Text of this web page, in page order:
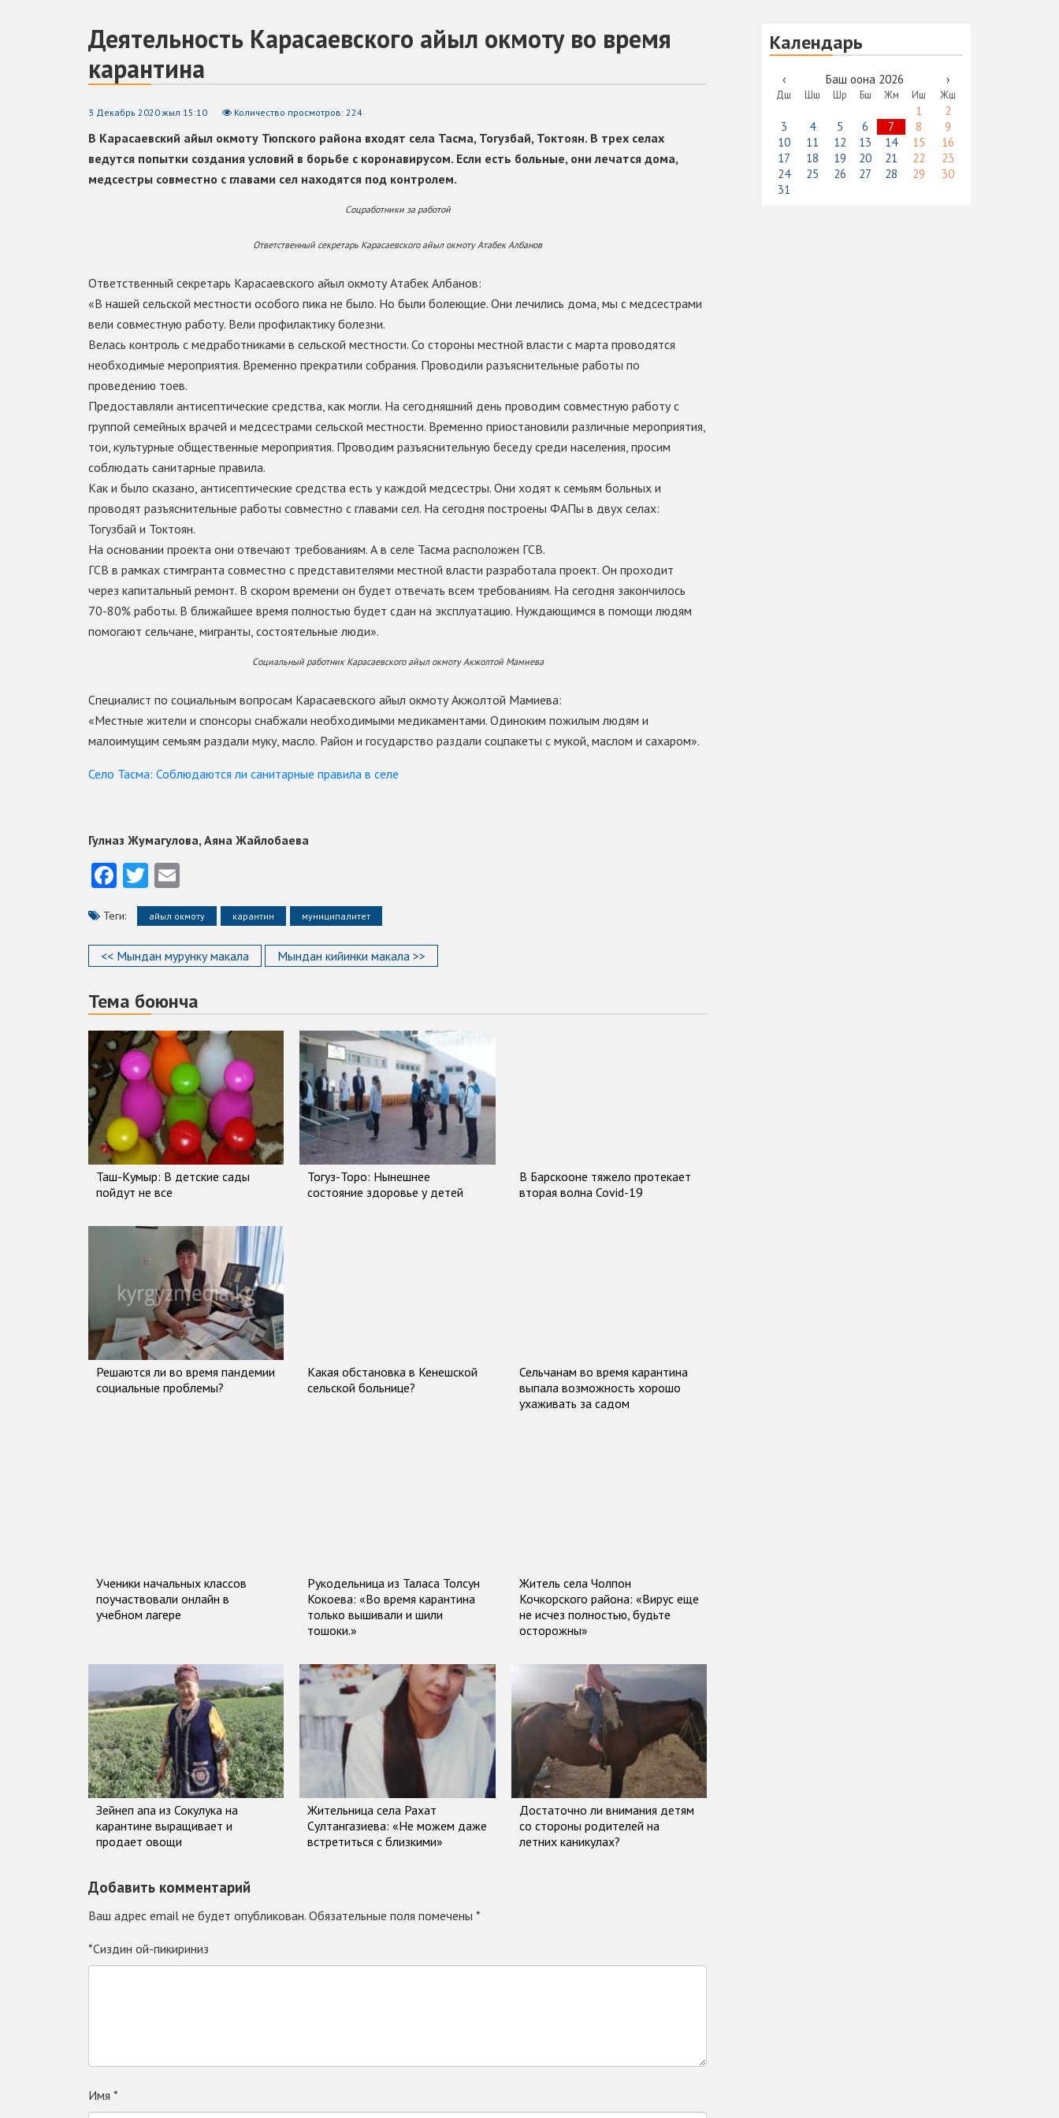
Деятельность Карасаевского айыл окмоту во время
карантина
3 Декабрь 2020 жыл 15:10 Количество просмотров: 224
В Карасаевский айыл окмоту Тюпского района входят села Тасма, Тогузбай, Токтоян. В трех селах
ведутся попытки создания условий в борьбе с коронавирусом. Если есть больные, они лечатся дома,
медсестры совместно с главами сел находятся под контролем.
Соцработники за работой
Ответственный секретарь Карасаевского айыл окмоту Атабек Албанов
Ответственный секретарь Карасаевского айыл окмоту Атабек Албанов:
«В нашей сельской местности особого пика не было. Но были болеющие. Они лечились дома, мы с медсестрами
вели совместную работу. Вели профилактику болезни.
Велась контроль с медработниками в сельской местности. Со стороны местной власти с марта проводятся
необходимые мероприятия. Временно прекратили собрания. Проводили разъяснительные работы по
проведению тоев.
Предоставляли антисептические средства, как могли. На сегодняшний день проводим совместную работу с
группой семейных врачей и медсестрами сельской местности. Временно приостановили различные мероприятия,
тои, культурные общественные мероприятия. Проводим разъяснительную беседу среди населения, просим
соблюдать санитарные правила.
Как и было сказано, антисептические средства есть у каждой медсестры. Они ходят к семьям больных и
проводят разъяснительные работы совместно с главами сел. На сегодня построены ФАПы в двух селах:
Тогузбай и Токтоян.
На основании проекта они отвечают требованиям. А в селе Тасма расположен ГСВ.
ГСВ в рамках стимгранта совместно с представителями местной власти разработала проект. Он проходит
через капитальный ремонт. В скором времени он будет отвечать всем требованиям. На сегодня закончилось
70-80% работы. В ближайшее время полностью будет сдан на эксплуатацию. Нуждающимся в помощи людям
помогают сельчане, мигранты, состоятельные люди».
Социальный работник Карасаевского айыл окмоту Акжолтой Мамиева
Специалист по социальным вопросам Карасаевского айыл окмоту Акжолтой Мамиева:
«Местные жители и спонсоры снабжали необходимыми медикаментами. Одиноким пожилым людям и
малоимущим семьям раздали муку, масло. Район и государство раздали соцпакеты с мукой, маслом и сахаром».
Село Тасма: Соблюдаются ли санитарные правила в селе
Гулназ Жумагулова, Аяна Жайлобаева
Facebook
Twitter
Теги: айыл окмоту карантин муниципалитет
<< Мындан мурунку макала Мындан кийинки макала >>
Тема боюнча
Таш-Кумыр: В детские сады
пойдут не все
Тогуз-Торо: Нынешнее
состояние здоровье у детей
В Барскооне тяжело протекает
вторая волна Covid-19
Решаются ли во время пандемии
социальные проблемы?
Какая обстановка в Кенешской
сельской больнице?
Сельчанам во время карантина
выпала возможность хорошо
ухаживать за садом
Ученики начальных классов
поучаствовали онлайн в
учебном лагере
Рукодельница из Таласа Толсун
Кокоева: «Во время карантина
только вышивали и шили
тошоки.»
Житель села Чолпон
Кочкорского района: «Вирус еще
не исчез полностью, будьте
осторожны»
Зейнеп апа из Сокулука на
карантине выращивает и
продает овощи
Жительница села Рахат
Султангазиева: «Не можем даже
встретиться с близкими»
Достаточно ли внимания детям
со стороны родителей на
летних каникулах?
Добавить комментарий
Ваш адрес email не будет опубликован. Обязательные поля помечены *
*Сиздин ой-пикириниз
Имя *
Календарь
‹ Баш оона 2026 ›
Дш Шш Шр Бш Жм Иш Жш
1
2
3
4 5 6 7 8
9
10
11 12 13 14 15
16
17
18 19 20 21 22
23
24
25 26 27 28 29
30
31